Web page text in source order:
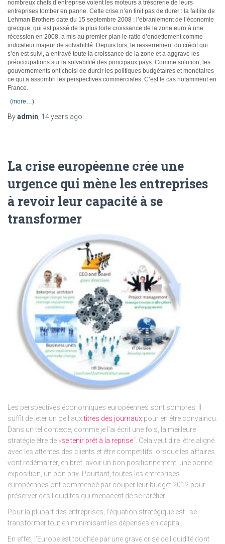
nombreux chefs d’entreprise voient les moteurs à trésorerie de leurs
entreprises tomber en panne. Cette crise n’en finit pas de durer : la faillite de
Lehman Brothers date du 15 septembre 2008 : l’ébranlement de l’économie
grecque, qui est passé de la plus forte croissance de la zone euro à une
récession en 2008, a mis au premier plan le ratio d’endettement comme
indicateur majeur de solvabilité. Depuis lors, le resserrement du crédit qui
s’en est suivi, a entravé toute la croissance de la zone et a aggravé les
préoccupations sur la solvabilité des principaux pays. Comme solution, les
gouvernements ont choisi de durcir les politiques budgétaires et monétaires
ce qui a assombri les perspectives commerciales. C’est le cas notamment en
France.
(more…)
Byadmin 14 years ago
La crise européenne crée une
urgence qui mène les entreprises
à revoir leur capacité à se
transformer
Les perspectives économiques européennes sont sombres. Il
suffit de jeter un oeil auxtitres des journaux pour en être convaincu.
Dans un tel contexte, comme je l’ai écrit une fois, la meilleure
stratégie être de «se tenir prêt à la reprise“. Cela veut dire être aligné
avec les attentes des clients et être compétitifs lorsque les affaires
vont redémarrer, en bref, avoir un bon positionnement, une bonne
exposition, un bon prix. Pourtant, toutes les entreprises
européennes ont commencé par couper leur budget 2012 pour
préserver des liquidités qui menacent de se raréfier.
Pour la plupart des entreprises, l’équation stratégique est : se
transformer tout en minimisant les dépenses en capital.
En effet, l’Europe est touchée par une grave crise de liquidité dont